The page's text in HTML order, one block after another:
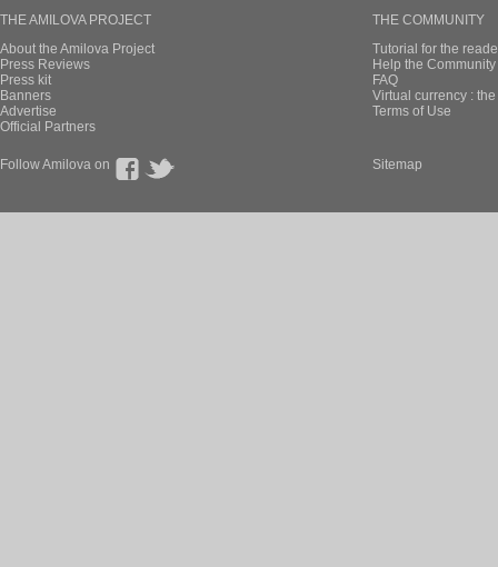
THE AMILOVA PROJECT
About the Amilova Project
Press Reviews
Press kit
Banners
Advertise
Official Partners
THE COMMUNITY
Tutorial for the
Help the
FAQ
Virtual currency :
Terms of Use
Follow Amilova on Sitemap